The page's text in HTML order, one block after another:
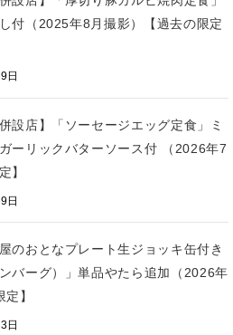
付（2025年8月撮影）【過去の限定
日
設店】「ソーセージエッグ定食」ミ
ーリックバターソース付 （2026年7
】
日
のおとなプレート生ジョッキ缶付き
ンバーグ）」単品やたら追加（2026年
】
日